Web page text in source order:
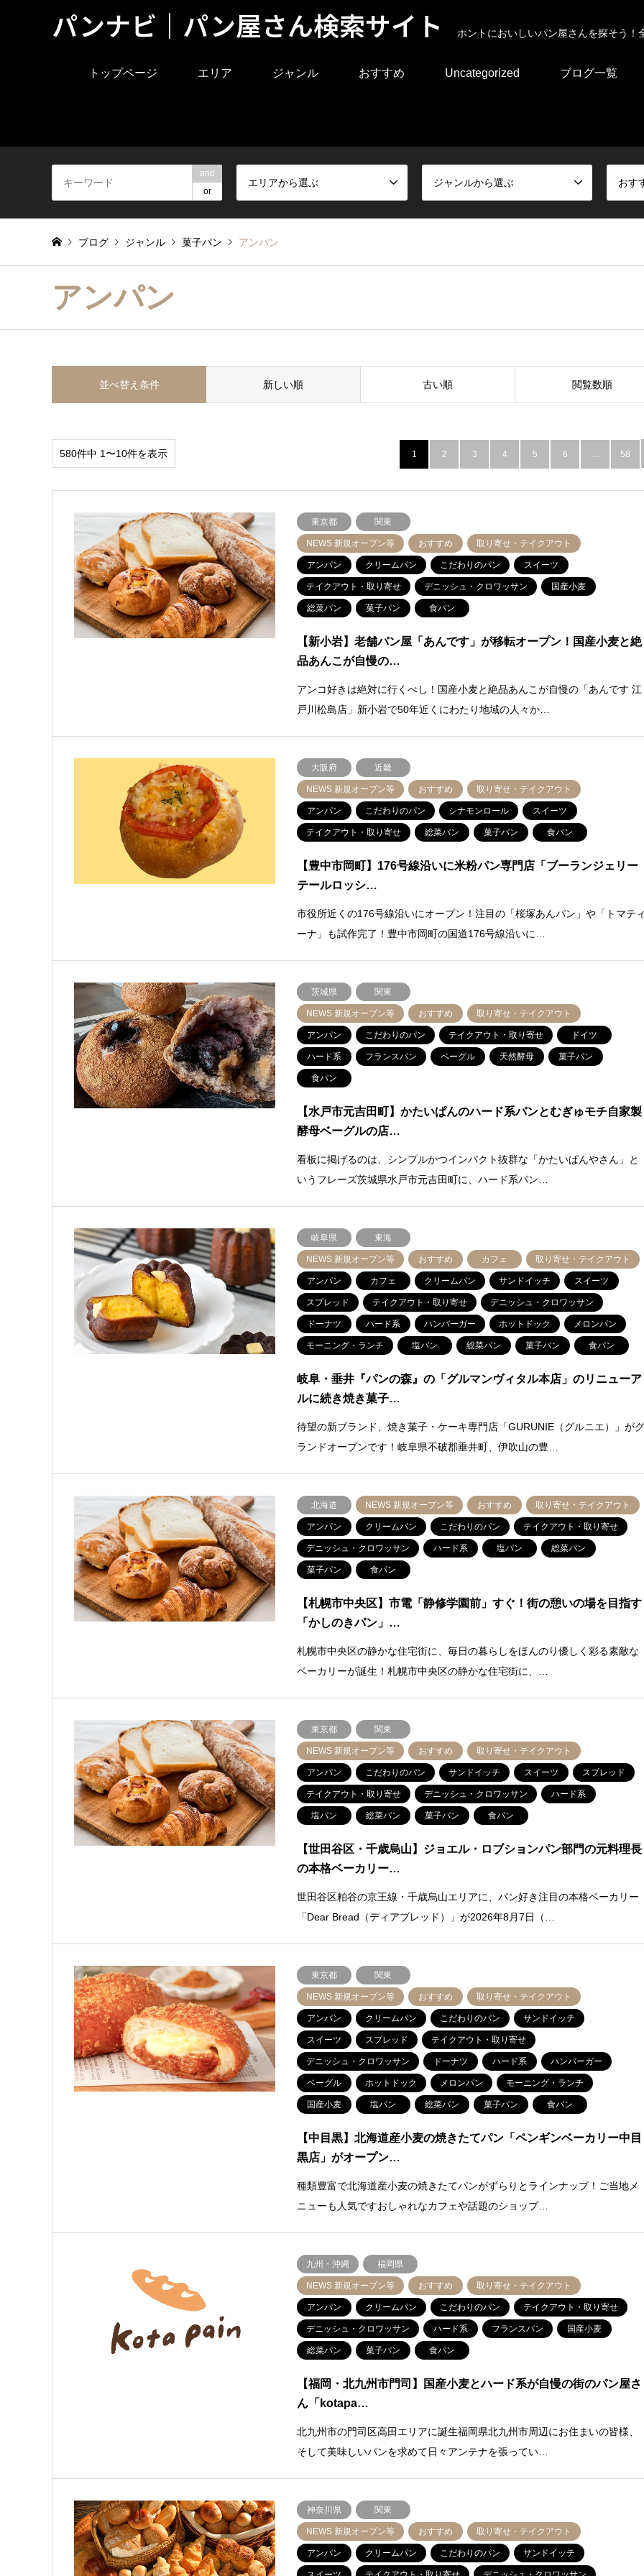
パンナビ｜パン屋さん検索サイト ホントにおいしいパン屋さんを探そう
トップページ エリア ジャンル おすすめ Uncategorized ブログ一覧
and
or
エリアから選ぶ ジャンルから選ぶ おす
ブログ ジャンル 菓子パン アンパン
アンパン
並べ替え条件 新しい順 古い順 閲覧数順
580件中 1〜10件を表示 1 2 3 4 5 6 … 58
東京都 関東
NEWS 新規オープン等 おすすめ 取り寄せ・テイクアウト
アンパン クリームパン こだわりのパン スイーツ
テイクアウト・取り寄せ デニッシュ・クロワッサン 国産小麦
総菜パン 菓子パン 食パン
【新小岩】老舗パン屋「あんです」が移転オープン！国産小麦と絶
品あんこが自慢の…
アンコ好きは絶対に行くべし！国産小麦と絶品あんこが自慢の「あんです 江
戸川松島店」新小岩で50年近くにわたり地域の人々か…
大阪府 近畿
NEWS 新規オープン等 おすすめ 取り寄せ・テイクアウト
アンパン こだわりのパン シナモンロール スイーツ
テイクアウト・取り寄せ 総菜パン 菓子パン 食パン
【豊中市岡町】176号線沿いに米粉パン専門店「ブーランジェリー
テールロッシ…
市役所近くの176号線沿いにオープン！注目の「桜塚あんパン」や「トマテ
ーナ」も試作完了！豊中市岡町の国道176号線沿いに…
茨城県 関東
NEWS 新規オープン等 おすすめ 取り寄せ・テイクアウト
アンパン こだわりのパン テイクアウト・取り寄せ ドイツ
ハード系 フランスパン ベーグル 天然酵母 菓子パン
食パン
【水戸市元吉田町】かたいぱんのハード系パンとむぎゅモチ自家製
酵母ベーグルの店…
看板に掲げるのは、シンプルかつインパクト抜群な「かたいぱんやさん」と
いうフレーズ茨城県水戸市元吉田町に、ハード系パン…
岐阜県 東海
NEWS 新規オープン等 おすすめ カフェ 取り寄せ・テイクアウト
アンパン カフェ クリームパン サンドイッチ スイーツ
スプレッド テイクアウト・取り寄せ デニッシュ・クロワッサン
ドーナツ ハード系 ハンバーガー ホットドック メロンパン
モーニング・ランチ 塩パン 総菜パン 菓子パン 食パン
岐阜・垂井『パンの森』の「グルマンヴィタル本店」のリニューア
ルに続き焼き菓子…
待望の新ブランド、焼き菓子・ケーキ専門店「GURUNIE（グルニエ）」が
ランドオープンです！岐阜県不破郡垂井町、伊吹山の豊…
北海道 NEWS 新規オープン等 おすすめ 取り寄せ・テイクアウト
アンパン クリームパン こだわりのパン テイクアウト・取り寄せ
デニッシュ・クロワッサン ハード系 塩パン 総菜パン
菓子パン 食パン
【札幌市中央区】市電「静修学園前」すぐ！街の憩いの場を目指す
「かしのきパン」…
札幌市中央区の静かな住宅街に、毎日の暮らしをほんのり優しく彩る素敵な
ベーカリーが誕生！札幌市中央区の静かな住宅街に、…
東京都 関東
NEWS 新規オープン等 おすすめ 取り寄せ・テイクアウト
アンパン こだわりのパン サンドイッチ スイーツ スプレッド
テイクアウト・取り寄せ デニッシュ・クロワッサン ハード系
塩パン 総菜パン 菓子パン 食パン
【世田谷区・千歳烏山】ジョエル・ロブションパン部門の元料理長
の本格ベーカリー…
世田谷区粕谷の京王線・千歳烏山エリアに、パン好き注目の本格ベーカリー
「Dear Bread（ディアブレッド）」が2026年8月7日（…
東京都 関東
NEWS 新規オープン等 おすすめ 取り寄せ・テイクアウト
アンパン クリームパン こだわりのパン サンドイッチ
スイーツ スプレッド テイクアウト・取り寄せ
デニッシュ・クロワッサン ドーナツ ハード系 ハンバーガー
ベーグル ホットドック メロンパン モーニング・ランチ
国産小麦 塩パン 総菜パン 菓子パン 食パン
【中目黒】北海道産小麦の焼きたてパン「ペンギンベーカリー中目
黒店」がオープン…
種類豊富で北海道産小麦の焼きたてパンがずらりとラインナップ！ご当地メ
ニューも人気ですおしゃれなカフェや話題のショップ…
九州・沖縄 福岡県
NEWS 新規オープン等 おすすめ 取り寄せ・テイクアウト
アンパン クリームパン こだわりのパン テイクアウト・取り寄せ
デニッシュ・クロワッサン ハード系 フランスパン 国産小麦
総菜パン 菓子パン 食パン
【福岡・北九州市門司】国産小麦とハード系が自慢の街のパン屋さ
ん「kotapa…
北九州市の門司区高田エリアに誕生福岡県北九州市周辺にお住まいの皆様、
そして美味しいパンを求めて日々アンテナを張ってい…
神奈川県 関東
NEWS 新規オープン等 おすすめ 取り寄せ・テイクアウト
アンパン クリームパン こだわりのパン サンドイッチ